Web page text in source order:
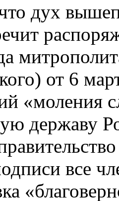
дух
от 6
«моления
державу
все